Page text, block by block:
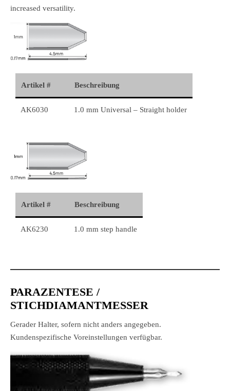
increased versatility.
Artikel # Beschreibung
AK6030 1.0 mm Universal – Straight holder
Artikel # Beschreibung
AK6230 1.0 mm step handle
PARAZENTESE /
STICHDIAMANTMESSER
Gerader Halter, sofern nicht anders angegeben.
Kundenspezifische Voreinstellungen verfügbar.